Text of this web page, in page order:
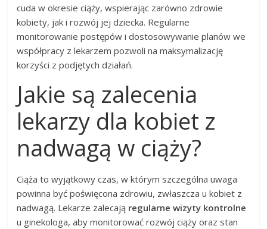
cuda w okresie ciąży, wspierając zarówno zdrowie
kobiety, jak i rozwój jej dziecka. Regularne
monitorowanie postępów i dostosowywanie planów we
współpracy z lekarzem pozwoli na maksymalizację
korzyści z podjętych działań.
Jakie są zalecenia
lekarzy dla kobiet z
nadwagą w ciąży?
Ciąża to wyjątkowy czas, w którym szczególna uwaga
powinna być poświęcona zdrowiu, zwłaszcza u kobiet z
nadwagą. Lekarze zalecają regularne wizyty kontrolne
u ginekologa, aby monitorować rozwój ciąży oraz stan